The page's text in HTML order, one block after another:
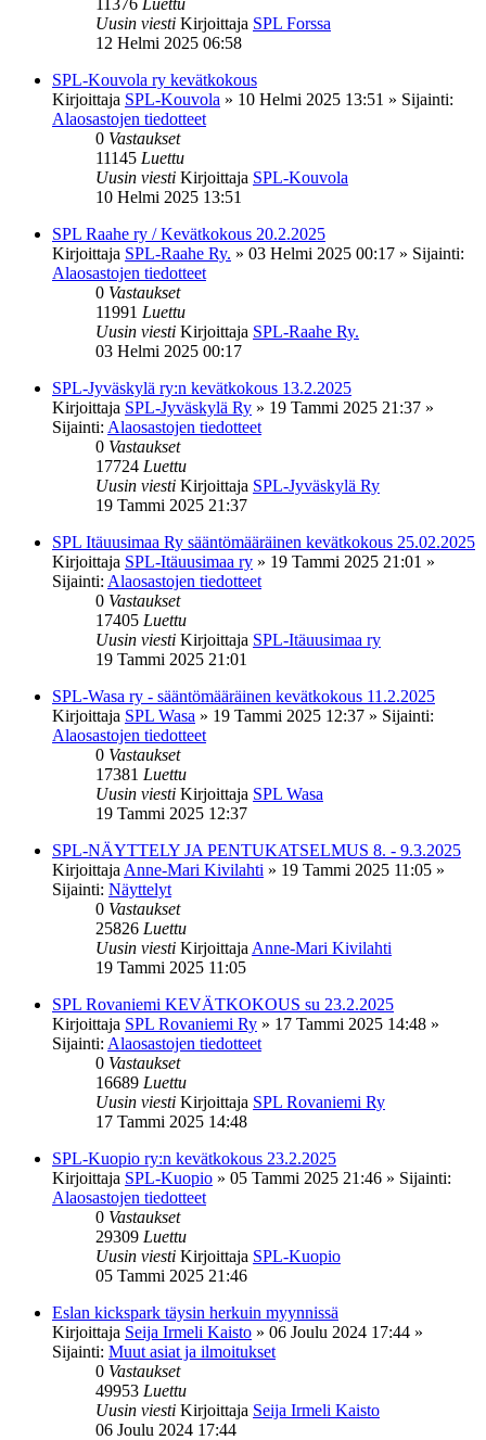
Uusin viesti Kirjoittaja SPL Forssa
12 Helmi 2025 06:58
SPL-Kouvola ry kevätkokous
Kirjoittaja SPL-Kouvola » 10 Helmi 2025 13:51 » Sijainti:
Alaosastojen tiedotteet
0 Vastaukset
11145 Luettu
Uusin viesti Kirjoittaja SPL-Kouvola
10 Helmi 2025 13:51
SPL Raahe ry / Kevätkokous 20.2.2025
Kirjoittaja SPL-Raahe Ry. » 03 Helmi 2025 00:17 » Sijainti:
Alaosastojen tiedotteet
0 Vastaukset
11991 Luettu
Uusin viesti Kirjoittaja SPL-Raahe Ry.
03 Helmi 2025 00:17
SPL-Jyväskylä ry:n kevätkokous 13.2.2025
Kirjoittaja SPL-Jyväskylä Ry » 19 Tammi 2025 21:37 »
Sijainti: Alaosastojen tiedotteet
0 Vastaukset
17724 Luettu
Uusin viesti Kirjoittaja SPL-Jyväskylä Ry
19 Tammi 2025 21:37
SPL Itäuusimaa Ry sääntömääräinen kevätkokous 25.02.2025
Kirjoittaja SPL-Itäuusimaa ry » 19 Tammi 2025 21:01 »
Sijainti: Alaosastojen tiedotteet
0 Vastaukset
17405 Luettu
Uusin viesti Kirjoittaja SPL-Itäuusimaa ry
19 Tammi 2025 21:01
SPL-Wasa ry - sääntömääräinen kevätkokous 11.2.2025
Kirjoittaja SPL Wasa » 19 Tammi 2025 12:37 » Sijainti:
Alaosastojen tiedotteet
0 Vastaukset
17381 Luettu
Uusin viesti Kirjoittaja SPL Wasa
19 Tammi 2025 12:37
SPL-NÄYTTELY JA PENTUKATSELMUS 8. - 9.3.2025
Kirjoittaja Anne-Mari Kivilahti » 19 Tammi 2025 11:05 »
Sijainti: Näyttelyt
0 Vastaukset
25826 Luettu
Uusin viesti Kirjoittaja Anne-Mari Kivilahti
19 Tammi 2025 11:05
SPL Rovaniemi KEVÄTKOKOUS su 23.2.2025
Kirjoittaja SPL Rovaniemi Ry » 17 Tammi 2025 14:48 »
Sijainti: Alaosastojen tiedotteet
0 Vastaukset
16689 Luettu
Uusin viesti Kirjoittaja SPL Rovaniemi Ry
17 Tammi 2025 14:48
SPL-Kuopio ry:n kevätkokous 23.2.2025
Kirjoittaja SPL-Kuopio » 05 Tammi 2025 21:46 » Sijainti:
Alaosastojen tiedotteet
0 Vastaukset
29309 Luettu
Uusin viesti Kirjoittaja SPL-Kuopio
05 Tammi 2025 21:46
Eslan kickspark täysin herkuin myynnissä
Kirjoittaja Seija Irmeli Kaisto » 06 Joulu 2024 17:44 »
Sijainti: Muut asiat ja ilmoitukset
0 Vastaukset
49953 Luettu
Uusin viesti Kirjoittaja Seija Irmeli Kaisto
06 Joulu 2024 17:44